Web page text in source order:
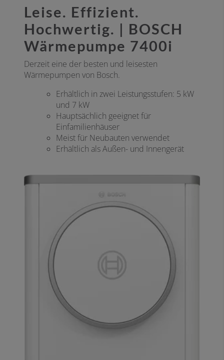
Leise. Effizient.
Hochwertig. | BOSCH
Wärmepumpe 7400i
Derzeit eine der besten und leisesten
Wärmepumpen von Bosch.
Erhältlich in zwei Leistungsstufen: 5 kW
und 7 kW
Hauptsächlich geeignet für
Einfamilienhäuser
Meist für Neubauten verwendet
Erhältlich als Außen- und Innengerät